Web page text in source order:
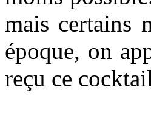
mais certains
époque, on
reçu ce